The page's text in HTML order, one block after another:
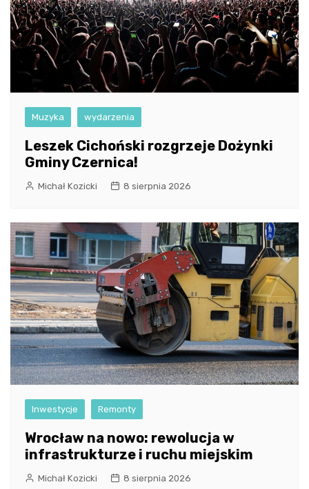
Muzyka wydarzenia
Leszek Cichoński rozgrzeje Dożynki
Gminy Czernica!
Michał Kozicki 8 sierpnia 2026
Inwestycje Remonty
Wrocław na nowo: rewolucja w
infrastrukturze i ruchu miejskim
Michał Kozicki 8 sierpnia 2026